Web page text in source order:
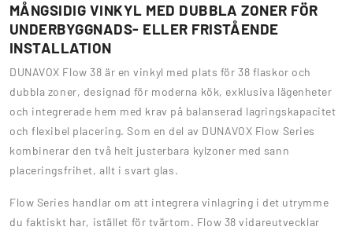
MÅNGSIDIG VINKYL MED DUBBLA ZONER FÖR
UNDERBYGGNADS- ELLER FRISTÅENDE
INSTALLATION
DUNAVOX Flow 38 är en vinkyl med plats för 38 flaskor och
dubbla zoner, designad för moderna kök, exklusiva lägenheter
och integrerade hem med krav på balanserad lagringskapacitet
och flexibel placering. Som en del av DUNAVOX Flow Series
kombinerar den två helt justerbara kylzoner med sann
placeringsfrihet, allt i svart glas.
Flow Series handlar om att integrera vinlagring i det utrymme
du faktiskt har, istället för tvärtom. Flow 38 vidareutvecklar